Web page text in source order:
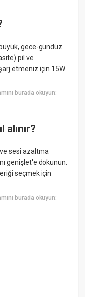
gece-gündüz
pil ve
etmeniz için 15W
burada okuyun:
sesi azaltma
genişlet'e dokunun.
seçmek için
burada okuyun: